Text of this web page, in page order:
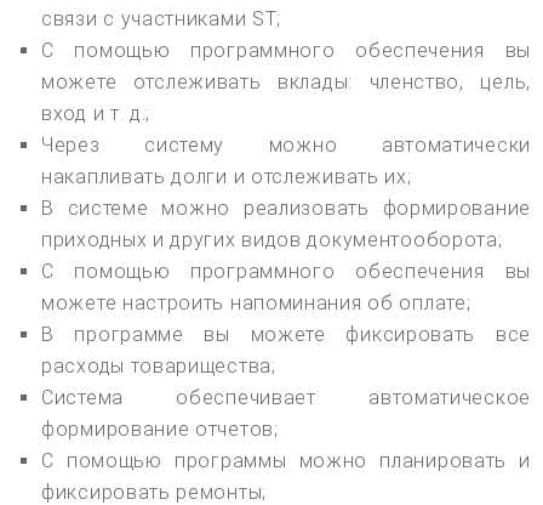
связи с участниками ST;
С помощью программного обеспечения вы
можете отслеживать вклады: членство, цель,
вход и т. д.;
Через систему можно автоматически
накапливать долги и отслеживать их;
В системе можно реализовать формирование
приходных и других видов документооборота;
С помощью программного обеспечения вы
можете настроить напоминания об оплате;
В программе вы можете фиксировать все
расходы товарищества;
Система обеспечивает автоматическое
формирование отчетов;
С помощью программы можно планировать и
фиксировать ремонты;